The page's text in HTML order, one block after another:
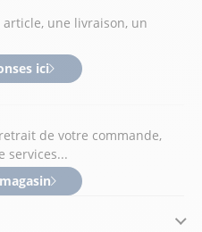
une livraison, un
ici
de votre commande,
services...